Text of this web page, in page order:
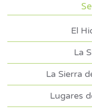
El
La
La Sierra
Lugares